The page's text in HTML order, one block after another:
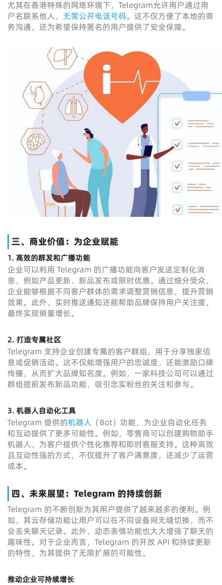
尤其在香港特殊的网络环境下，Telegram允许用户通过用
户名联系他人， 无需公开电话号码。这不仅方便了本地的商
务沟通，还为希望保持匿名的用户提供了安全保障。
三、商业价值：为企业赋能
1. 高效的群发和广播功能
企业可以利用 Telegram 的广播功能向客户发送定制化消
息，例如产品更新、新品发布或限时优惠。通过细分受众，
企业能够根据不同客户群体的需求调整营销信息，提升营销
效果。此外，实时推送通知还能帮助品牌保持用户关注度，
最终实现销量增长。
2. 打造专属社区
Telegram 支持企业创建专属的客户群组，用于分享独家信
息或促销活动。这不仅能增强用户的忠诚度，还能激励口碑
传播，从而扩大品牌知名度。例如，一家科技公司可以通过
群组提前发布新品功能，吸引忠实粉丝的关注和参与。
3. 机器人自动化工具
Telegram 提供的机器人 （Bot）功能，为企业自动化任务
和互动提供了更多可能性。例如，零售商可以创建购物助手
机器人，为客户提供个性化推荐和即时客服支持。这种高效
且互动性强的方式，不仅提升了客户满意度，还减少了运营
成本。
四、未来展望：Telegram 的持续创新
Telegram 的不断创新为其用户提供了越来越多的便利。例
如，其云存储功能让用户可以在不同设备间无缝切换，而不
会丢失聊天记录。此外，动态表情功能也大大增强了聊天的
趣味性。对于企业而言，Telegram 的开放 API 和持续更新
的特性，为其提供了无限扩展的可能性。
推动企业可持续增长